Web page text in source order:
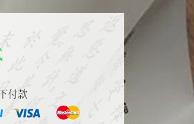
付款